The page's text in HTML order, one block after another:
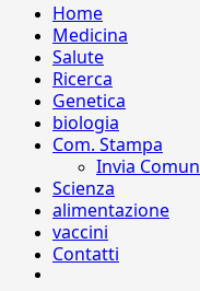
Home
Medicina
Salute
Ricerca
Genetica
biologia
Com. Stampa
Invia
Scienza
alimentazione
vaccini
Contatti